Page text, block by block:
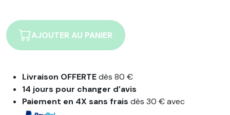
AJOUTER AU PANIER
Livraison OFFERTEdès 80 €
14 jours pour changer d’avis
Paiement en 4X sans fraisdès 30 € avec